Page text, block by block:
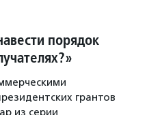
порядок
грантов
из серии